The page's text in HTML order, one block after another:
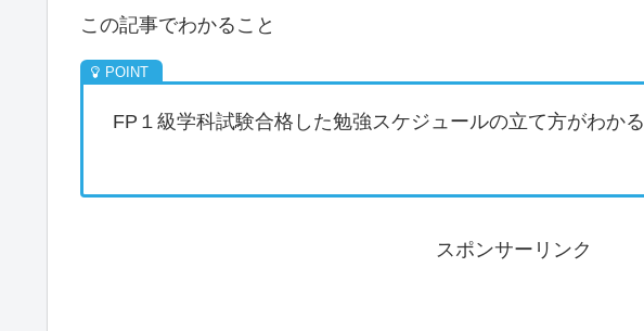
この記事でわかること
FP１級学科試験合格した勉強スケジュールの立て方がわかる
スポンサーリンク